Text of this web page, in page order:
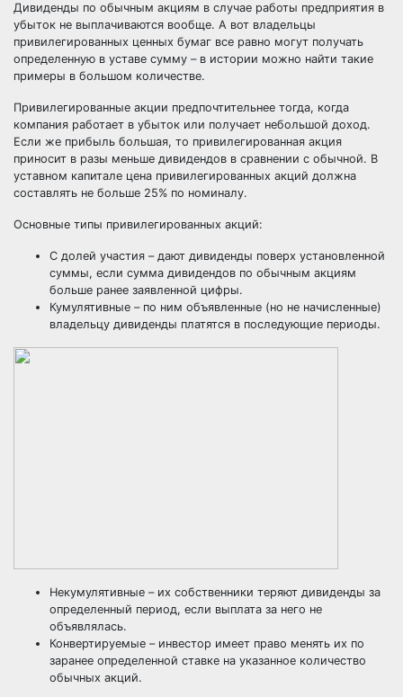
Дивиденды по обычным акциям в случае работы предприятия в
убыток не выплачиваются вообще. А вот владельцы
привилегированных ценных бумаг все равно могут получать
определенную в уставе сумму – в истории можно найти такие
примеры в большом количестве.
Привилегированные акции предпочтительнее тогда, когда
компания работает в убыток или получает небольшой доход.
Если же прибыль большая, то привилегированная акция
приносит в разы меньше дивидендов в сравнении с обычной. В
уставном капитале цена привилегированных акций должна
составлять не больше 25% по номиналу.
Основные типы привилегированных акций:
С долей участия – дают дивиденды поверх установленной
суммы, если сумма дивидендов по обычным акциям
больше ранее заявленной цифры.
Кумулятивные – по ним объявленные (но не начисленные)
владельцу дивиденды платятся в последующие периоды.
Некумулятивные – их собственники теряют дивиденды за
определенный период, если выплата за него не
объявлялась.
Конвертируемые – инвестор имеет право менять их по
заранее определенной ставке на указанное количество
обычных акций.